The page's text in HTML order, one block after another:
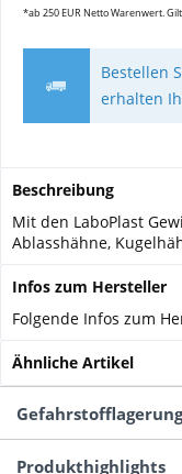
*ab 250 EUR Netto Warenwert.
Bestellen
erhalten
Beschreibung
Mit den LaboPlast
Ablasshähne,
Infos zum Hersteller
Folgende Infos zum
Ähnliche Artikel
Gefahrstofflagerung
Produkthighlights